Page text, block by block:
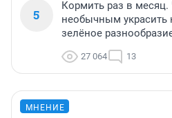
5
Кормить раз в
необычным украсить
зелёное
27 064 13
МНЕНИЕ